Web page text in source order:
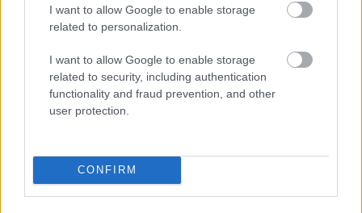
I want to allow Google to enable storage
related to personalization.
I want to allow Google to enable storage
related to security, including authentication
functionality and fraud prevention, and other
user protection.
CONFIRM
A felnőttkor felé: Kubuntu 11.04
Szoftver| 2011.05.05 08:16
Közös Asztal, közös élet
Szoftver| 2011.01.03 14:22
Napi tipp: Win2-7 Pack - Linuxból
Windows 7
Szoftver| 2010.12.30 09:32